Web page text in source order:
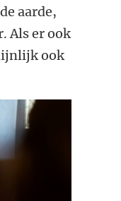
aarde,
Als er ook
ook